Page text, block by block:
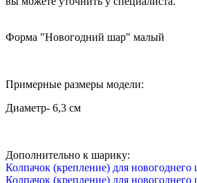
Форма "Новогодний шар" малый
Примерные размеры модели:
Диаметр- 6,3 см
Дополнительно к шарику:
Колпачок (крепление) для новогоднего
Колпачок (крепление) для новогоднего